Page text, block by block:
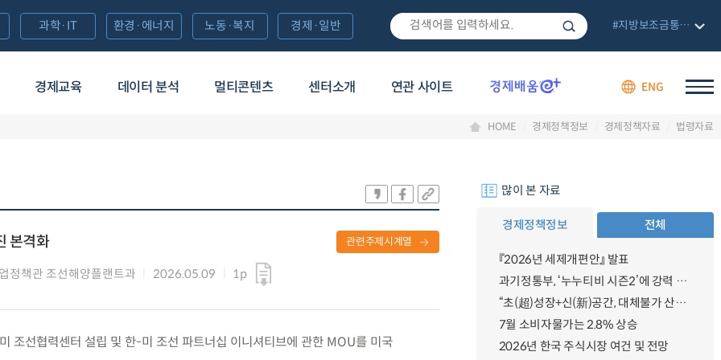
경제교육 데이터 분석 멀티콘텐츠 센터소개 연관 사이트 ENG
과학·IT 환경·에너지 노동·복지 경제·일반 #지방보조금통합관리망
HOME 경제정책정보 경제정책자료 법령자료
본격화
정책관 조선해양플랜트과 2026.05.09 1p
관련주제시계열
조선협력센터 설립 및 한-미 조선 파트너십 이니셔티브에 관한 MOU를 미국
많이 본 자료
경제정책정보 전체
『2026년 세제개편안』 발표
과기정통부, ‘누누티비 시즌2’에 강력 대응 의지 밝혀
“초(超)성장+신(新)공간, 대체불가 산업강국”
7월 소비자물가는 2.8% 상승
2026년 한국 주식시장 여건 및 전망